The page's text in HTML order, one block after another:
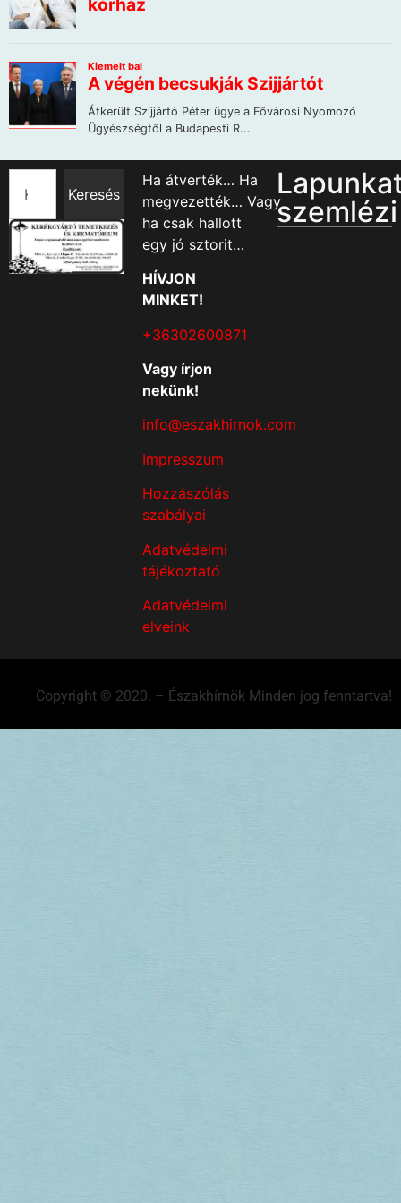
Keresés
Ha átverték… Ha
megvezették… Vagy
ha csak hallott
egy jó sztorit…
HÍVJON
MINKET!
+36302600871
Vagy írjon
nekünk!
info@eszakhirnok.com
Impresszum
Hozzászólás
szabályai
Adatvédelmi
tájékoztató
Adatvédelmi
elveink
szemlézi
Copyright © 2020. – Északhírnök Minden jog fenntartva!